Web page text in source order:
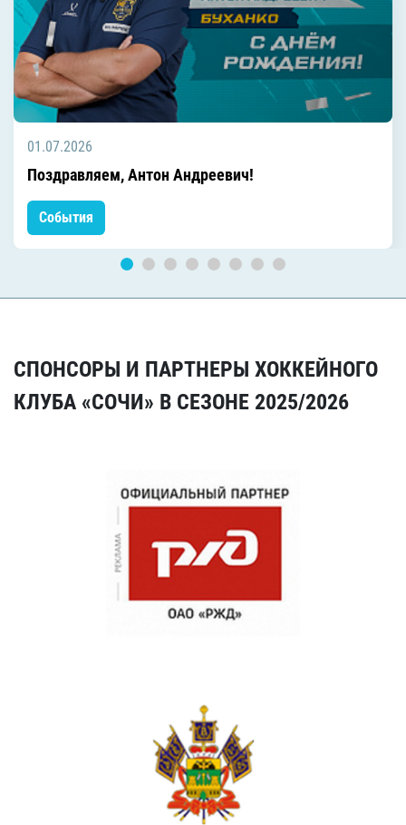
01.07.2026
Поздравляем, Антон Андреевич!
События
СПОНСОРЫ И ПАРТНЕРЫ ХОККЕЙНОГО
КЛУБА «СОЧИ» В СЕЗОНЕ 2025/2026